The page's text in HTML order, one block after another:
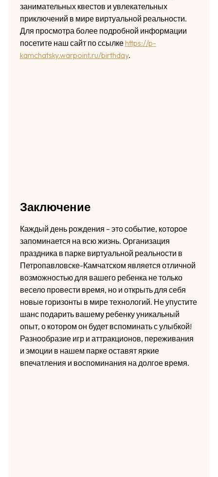
занимательных квестов и увлекательных
приключений в мире виртуальной реальности.
Для просмотра более подробной информации
посетите наш сайт по ссылкеhttps://p-
kamchatsky.warpoint.ru/birthday.
Заключение
Каждый день рождения – это событие, которое
запоминается на всю жизнь. Организация
праздника в парке виртуальной реальности в
Петропавловске-Камчатском является отличной
возможностью для вашего ребенка не только
весело провести время, но и открыть для себя
новые горизонты в мире технологий. Не упустите
шанс подарить вашему ребенку уникальный
опыт, о котором он будет вспоминать с улыбкой!
Разнообразие игр и аттракционов, переживания
и эмоции в нашем парке оставят яркие
впечатления и воспоминания на долгое время.